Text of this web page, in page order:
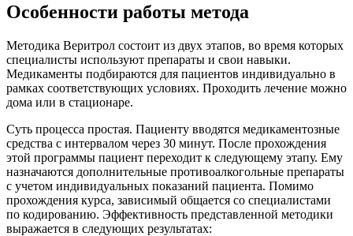
Особенности работы метода
Методика Веритрол состоит из двух этапов, во время которых
специалисты используют препараты и свои навыки.
Медикаменты подбираются для пациентов индивидуально в
рамках соответствующих условиях. Проходить лечение можно
дома или в стационаре.
Суть процесса простая. Пациенту вводятся медикаментозные
средства с интервалом через 30 минут. После прохождения
этой программы пациент переходит к следующему этапу. Ему
назначаются дополнительные противоалкогольные препараты
с учетом индивидуальных показаний пациента. Помимо
прохождения курса, зависимый общается со специалистами
по кодированию. Эффективность представленной методики
выражается в следующих результатах: